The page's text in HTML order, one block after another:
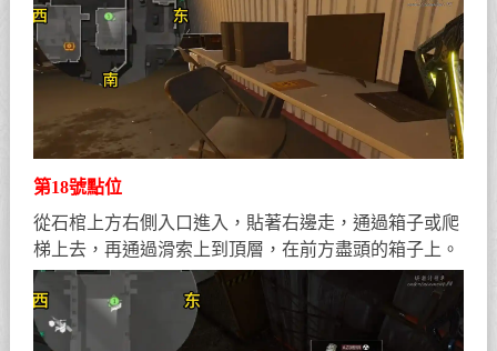
第18號點位
從石棺上方右側入口進入，貼著右邊走，通過箱子或爬
梯上去，再通過滑索上到頂層，在前方盡頭的箱子上。